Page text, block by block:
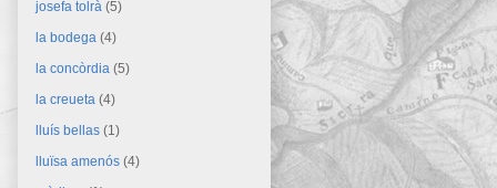
josefa tolrà (5)
la bodega (4)
la concòrdia (5)
la creueta (4)
lluís bellas (1)
lluïsa amenós (4)